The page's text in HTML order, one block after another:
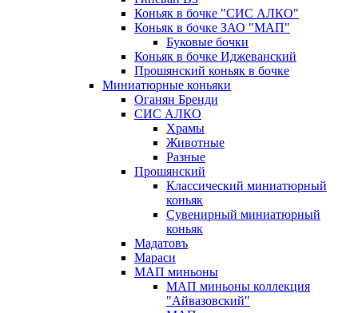
Коньяк в бочке "СИС АЛКО"
Коньяк в бочке ЗАО "МАП"
Буковые бочки
Коньяк в бочке Иджеванский
Прошянский коньяк в бочке
Миниатюрные коньяки
Оганян Бренди
СИС АЛКО
Храмы
Животные
Разные
Прошянский
Классический миниатюрный
коньяк
Сувенирный миниатюрный
коньяк
Мадатовъ
Мараси
МАП миньоны
МАП миньоны коллекция
"Айвазовский"